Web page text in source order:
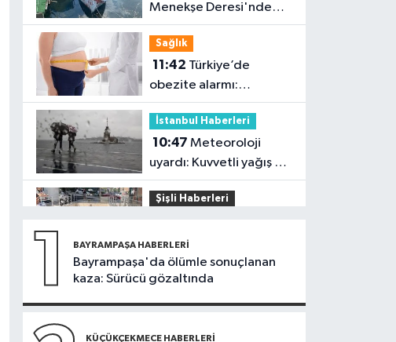
Menekşe Deresi'nde
batık tekneler
karabatakların yuvası
oldu
Sağlık
11:42
obezite alarmı:
Kadınlarda oran yüzde
40’larda
İstanbul Haberleri
10:47
uyardı: Kuvvetli yağış ve
fırtına geliyor
Şişli Haberleri
dolu anlar! Görme
engelli genç metro
raylarına düştü
İstanbul Haberleri
saniyeler içinde gitti
1 BAYRAMPAŞA HABERLERI
Bayrampaşa'da ölümle sonuçlanan
kaza: Sürücü gözaltında
KÜÇÜKÇEKMECE HABERLERI